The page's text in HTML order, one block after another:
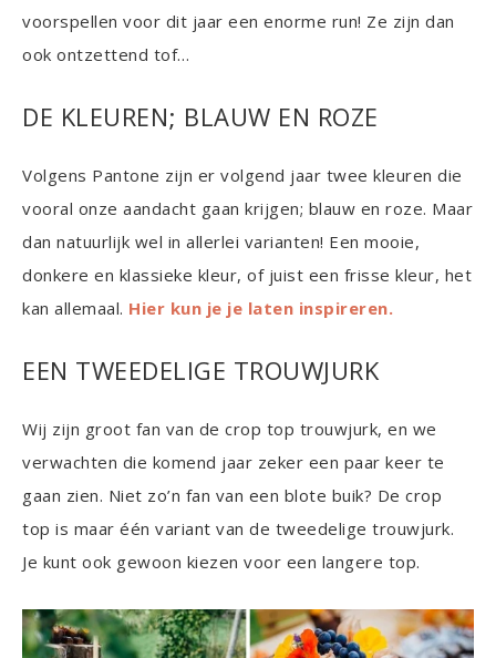
voorspellen voor dit jaar een enorme run! Ze zijn dan
ook ontzettend tof…
DE KLEUREN; BLAUW EN ROZE
Volgens Pantone zijn er volgend jaar twee kleuren die
vooral onze aandacht gaan krijgen; blauw en roze. Maar
dan natuurlijk wel in allerlei varianten! Een mooie,
donkere en klassieke kleur, of juist een frisse kleur, het
kan allemaal. Hier kun je je laten inspireren.
EEN TWEEDELIGE TROUWJURK
Wij zijn groot fan van de crop top trouwjurk, en we
verwachten die komend jaar zeker een paar keer te
gaan zien. Niet zo’n fan van een blote buik? De crop
top is maar één variant van de tweedelige trouwjurk.
Je kunt ook gewoon kiezen voor een langere top.